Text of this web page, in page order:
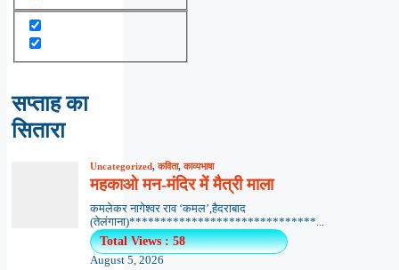
सप्ताह का
सितारा
Uncategorized,कविता,काव्यभाषा
महकाओ मन-मंदिर में मैत्री माला
कमलेकर नागेश्वर राव ‘कमल’,हैदराबाद
(तेलंगाना)******************************...
Total Views : 58
August 5, 2026